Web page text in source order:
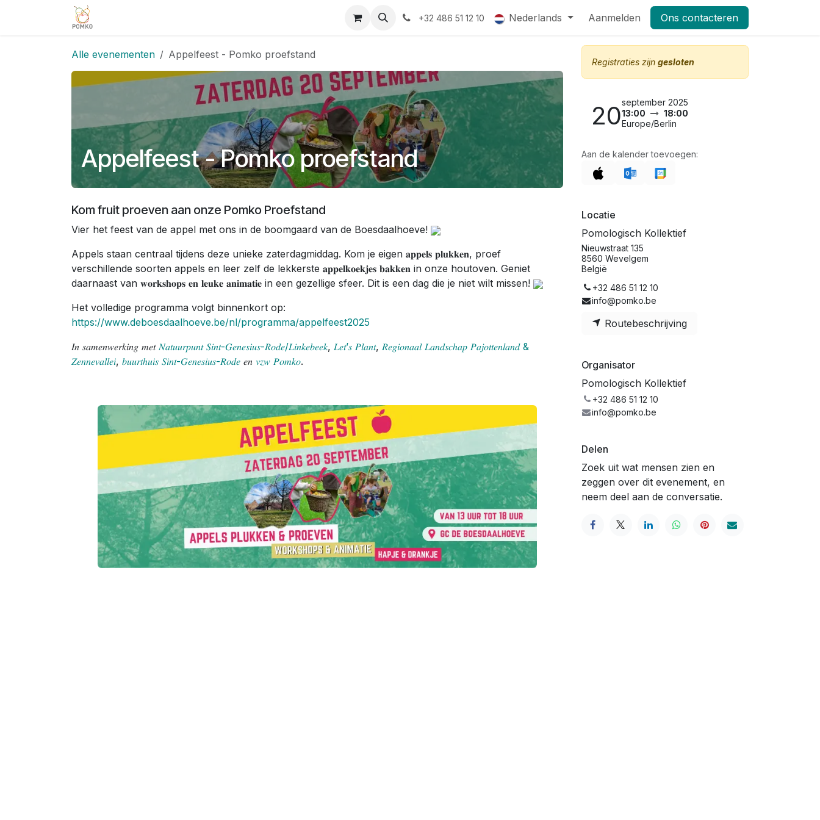
Overslaan naar inhoud
QR-labels Leifruit Subsidiedossiers Pers Shop Vacatures Masterclass Leifruit 2026_dag1
+32 486 51 12 10 Nederlands Aanmelden Ons contacteren
Alle evenementen Appelfeest - Pomko proefstand
Appelfeest - Pomko proefstand
Kom fruit proeven aan onze Pomko Proefstand
Vier het feest van de appel met ons in de boomgaard van de Boesdaalhoeve!
Appels staan centraal tijdens deze unieke zaterdagmiddag. Kom je eigen 𝐚𝐩𝐩𝐞𝐥𝐬 𝐩𝐥𝐮𝐤𝐤𝐞𝐧, proef
verschillende soorten appels en leer zelf de lekkerste 𝐚𝐩𝐩𝐞𝐥𝐤𝐨𝐞𝐤𝐣𝐞𝐬 𝐛𝐚𝐤𝐤𝐞𝐧 in onze houtoven. Geniet
daarnaast van 𝐰𝐨𝐫𝐤𝐬𝐡𝐨𝐩𝐬 𝐞𝐧 𝐥𝐞𝐮𝐤𝐞 𝐚𝐧𝐢𝐦𝐚𝐭𝐢𝐞 in een gezellige sfeer. Dit is een dag die je niet wilt missen!
Het volledige programma volgt binnenkort op:
https://www.deboesdaalhoeve.be/nl/programma/appelfeest2025
𝐼𝑛 𝑠𝑎𝑚𝑒𝑛𝑤𝑒𝑟𝑘𝑖𝑛𝑔 𝑚𝑒𝑡 𝑁𝑎𝑡𝑢𝑢𝑟𝑝𝑢𝑛𝑡 𝑆𝑖𝑛𝑡-𝐺𝑒𝑛𝑒𝑠𝑖𝑢𝑠-𝑅𝑜𝑑𝑒/𝐿𝑖𝑛𝑘𝑒𝑏𝑒𝑒𝑘, 𝐿𝑒𝑡’𝑠 𝑃𝑙𝑎𝑛𝑡, 𝑅𝑒𝑔𝑖𝑜𝑛𝑎𝑎𝑙 𝐿𝑎𝑛𝑑𝑠𝑐ℎ𝑎𝑝 𝑃𝑎𝑗𝑜𝑡𝑡𝑒𝑛𝑙𝑎𝑛𝑑 &
𝑍𝑒𝑛𝑛𝑒𝑣𝑎𝑙𝑙𝑒𝑖, 𝑏𝑢𝑢𝑟𝑡ℎ𝑢𝑖𝑠 𝑆𝑖𝑛𝑡-𝐺𝑒𝑛𝑒𝑠𝑖𝑢𝑠-𝑅𝑜𝑑𝑒 𝑒𝑛 𝑣𝑧𝑤 𝑃𝑜𝑚𝑘𝑜.
Registraties zijn gesloten
20september 2025
13:00
18:00
Europe/Berlin
Aan de kalender toevoegen:
Locatie
Pomologisch Kollektief
Nieuwstraat 135
8560 Wevelgem
België
+32 486 51 12 10
info@pomko.be
Routebeschrijving
Organisator
Pomologisch Kollektief
+32 486 51 12 10
info@pomko.be
Delen
Zoek uit wat mensen zien en
zeggen over dit evenement, en
neem deel aan de conversatie.